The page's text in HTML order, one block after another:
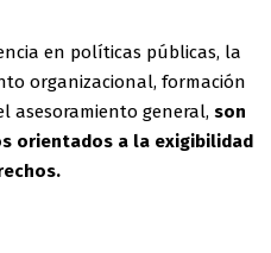
en políticas públicas, la
organizacional, formación
asesoramiento general, son
orientados a la exigibilidad